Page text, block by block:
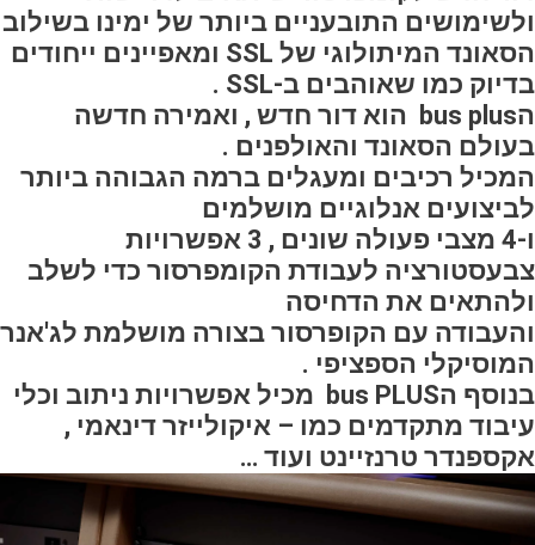
ולשימושים התובעניים ביותר של ימינו בשילוב
הסאונד המיתולוגי של SSL ומאפיינים ייחודים
בדיוק כמו שאוהבים ב-SSL .
הbus plus הוא דור חדש , ואמירה חדשה
בעולם הסאונד והאולפנים .
המכיל רכיבים ומעגלים ברמה הגבוהה ביותר
לביצועים אנלוגיים מושלמים
ו-4 מצבי פעולה שונים , 3 אפשרויות
צבעסטורציה לעבודת הקומפרסור כדי לשלב
ולהתאים את הדחיסה
והעבודה עם הקופרסור בצורה מושלמת לג'אנר
המוסיקלי הספציפי .
בנוסף הbus PLUS מכיל אפשרויות ניתוב וכלי
עיבוד מתקדמים כמו – איקולייזר דינאמי ,
אקספנדר טרנזיינט ועוד …